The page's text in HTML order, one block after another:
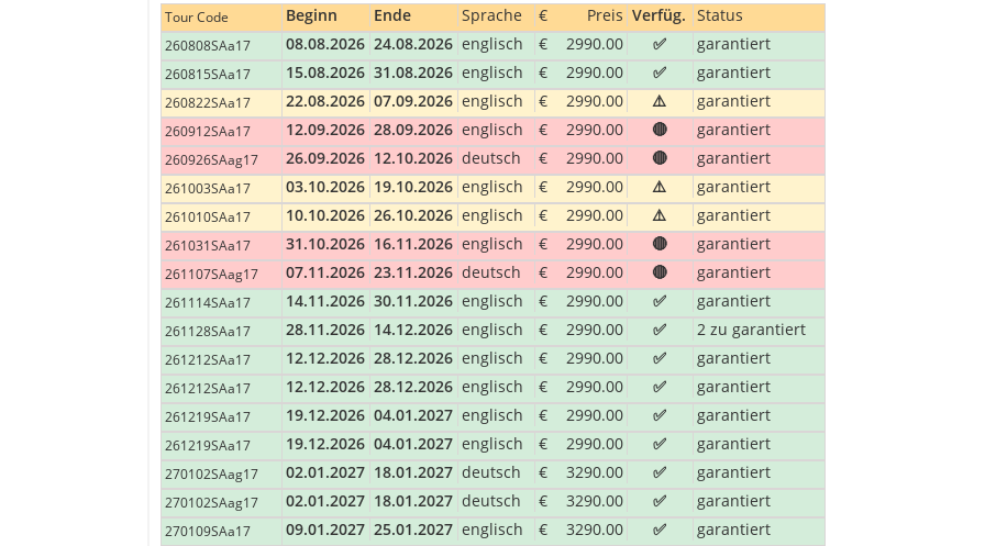
Frühstück wird von der Lodge bereitgestellt
Mittagessen wir von der Reiseleitung mit Hilfe der Gruppe zubereitet
Abendessen wird von der Lodge als festes Menü bereitgestellt
Tag 7: Central Drakensberg
DRAKENSBERG GEBIRGE[Blockhütte FMA]
Die Drakensberge oder “Ukhahlamba”, Mauer aus Speerspitzen, wie die 200 km lange
Weltkulturerbe. Von Zululand fahren wir Richtung Süden an den Rand der Drakensberge. Hier
malerischen Landhaus oder Blockhütten.
Frühstück wird von der Lodge bereitgestellt
Mittagessen wir von der Reiseleitung mit Hilfe der Gruppe zubereitet
Abendessen wir von der Reiseleitung mit Hilfe der Gruppe zubereitet
Distanz/Zeit:
±500km, 7 Std. tatsächliche Fahrzeit. Dies ist ein langer Tag, und mit einem langen
Std.
Tag 8: Central Drakensberg
Wir verbringen den heutigen Tag damit, entlang kleiner Gebirgsbachläufe zu wandern und die
genießen. Auf dem Weg zu den Drakensbergen besuchen wir den Nelson Mandela Capture
Respekt erweisen.
Frühstück wir von der Reiseleitung mit Hilfe der Gruppe zubereitet
Mittagessen wir von der Reiseleitung mit Hilfe der Gruppe zubereitet
Abendessen wir von der Reiseleitung mit Hilfe der Gruppe zubereitet
Tour Code Beginn Ende Sprache € Preis Verfüg. Status
260808SAa17 08.08.2026 24.08.2026 englisch € 2990.00 ✅ garantiert
260815SAa17 15.08.2026 31.08.2026 englisch € 2990.00 ✅ garantiert
260822SAa17 22.08.2026 07.09.2026 englisch € 2990.00 ⚠️ garantiert
260912SAa17 12.09.2026 28.09.2026 englisch € 2990.00 🔴 garantiert
260926SAag17 26.09.2026 12.10.2026 deutsch € 2990.00 🔴 garantiert
261003SAa17 03.10.2026 19.10.2026 englisch € 2990.00 ⚠️ garantiert
261010SAa17 10.10.2026 26.10.2026 englisch € 2990.00 ⚠️ garantiert
261031SAa17 31.10.2026 16.11.2026 englisch € 2990.00 🔴 garantiert
261107SAag17 07.11.2026 23.11.2026 deutsch € 2990.00 🔴 garantiert
261114SAa17 14.11.2026 30.11.2026 englisch € 2990.00 ✅ garantiert
261128SAa17 28.11.2026 14.12.2026 englisch € 2990.00 ✅ 2 zu garantiert
261212SAa17 12.12.2026 28.12.2026 englisch € 2990.00 ✅ garantiert
261212SAa17 12.12.2026 28.12.2026 englisch € 2990.00 ✅ garantiert
261219SAa17 19.12.2026 04.01.2027 englisch € 2990.00 ✅ garantiert
261219SAa17 19.12.2026 04.01.2027 englisch € 2990.00 ✅ garantiert
270102SAag17 02.01.2027 18.01.2027 deutsch € 3290.00 ✅ garantiert
270102SAag17 02.01.2027 18.01.2027 deutsch € 3290.00 ✅ garantiert
270109SAa17 09.01.2027 25.01.2027 englisch € 3290.00 ✅ garantiert